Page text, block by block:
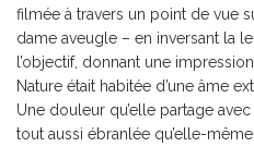
filmée à travers un point de vue
dame aveugle – en inversant la
l’objectif, donnant une
Nature était habitée d’une âme
Une douleur qu’elle partage
tout aussi ébranlée qu’elle-